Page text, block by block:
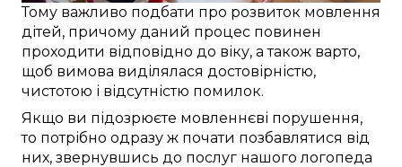
Тому важливо подбати про розвиток мовлення
дітей, причому даний процес повинен
проходити відповідно до віку, а також варто,
щоб вимова виділялася достовірністю,
чистотою і відсутністю помилок.
Якщо ви підозрюєте мовленнєві порушення,
то потрібно одразу ж почати позбавлятися від
них, звернувшись до послуг нашого логопеда